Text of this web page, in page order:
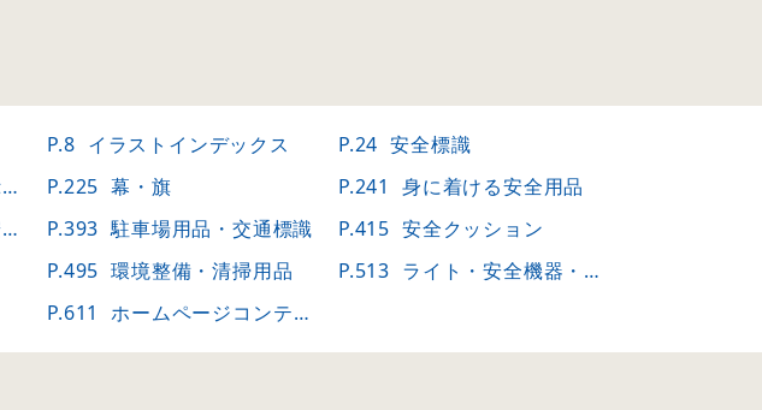
P.8 イラストインデックス P.24 安全標識
P.225 幕・旗 P.241
身に着ける安全用品
P.393 駐車場用品・交通標識 P.415 安全クッション
P.495 環境整備・清掃用品 P.513 ライト・安全機器・セキュリティ
P.611 ホームページコンテンツのご案内